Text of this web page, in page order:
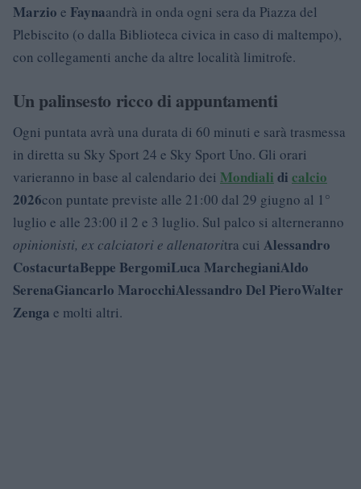
Marzio e Faynaandrà in onda ogni sera da Piazza del
Plebiscito (o dalla Biblioteca civica in caso di maltempo),
con collegamenti anche da altre località limitrofe.
Un palinsesto ricco di appuntamenti
Ogni puntata avrà una durata di 60 minuti e sarà trasmessa
in diretta su Sky Sport 24 e Sky Sport Uno. Gli orari
varieranno in base al calendario dei Mondiali di calcio
2026con puntate previste alle 21:00 dal 29 giugno al 1°
luglio e alle 23:00 il 2 e 3 luglio. Sul palco si alterneranno
opinionisti, ex calciatori e allenatoritra cui Alessandro
CostacurtaBeppe BergomiLuca MarchegianiAldo
SerenaGiancarlo MarocchiAlessandro Del PieroWalter
Zenga e molti altri.